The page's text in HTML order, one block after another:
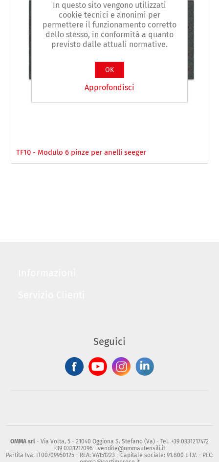
TF10 - Modulo 6 pinze per anelli seeger
Seguici
OMMA srl - Via Volta, 5 - 21040 Oggiona S. Stefano (Va) - Tel. +39 0331217472
+39 0331217096 - vendite@ommautensili.it
Partita Iva: IT00709950125 - REA: VA151223 - Capitale sociale: 91.800 E I.V. - PEC:
In questo sito vengono utilizzati
cookie tecnici e anonimi per
permettere il funzionamento corretto
dello stesso, in conformità a quanto
previsto dalle attuali normative.
OK
Approfondisci